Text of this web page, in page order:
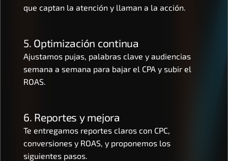
que captan la atención y llaman a la acción.
5. Optimización continua
Ajustamos pujas, palabras clave y audiencias
semana a semana para bajar el CPA y subir el
ROAS.
6. Reportes y mejora
Te entregamos reportes claros con CPC,
conversiones y ROAS, y proponemos los
siguientes pasos.